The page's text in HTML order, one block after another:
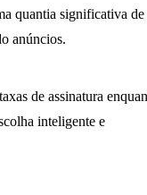
quantia significativa de
anúncios.
de assinatura
inteligente e